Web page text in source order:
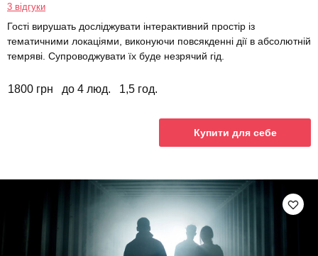
3 відгуки
Гості вирушать досліджувати інтерактивний простір із
тематичними локаціями, виконуючи повсякденні дії в абсолютній
темряві. Супроводжувати їх буде незрячий гід.
1800 грн до 4 люд. 1,5 год.
Купити для себе